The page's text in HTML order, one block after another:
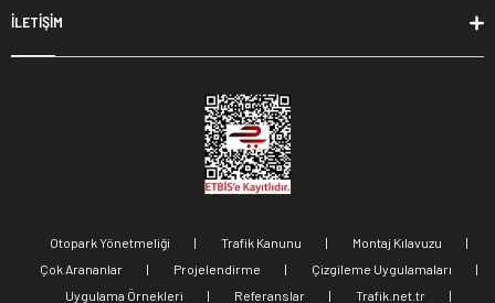
İLETİŞİM
Otopark Yönetmeliği | Trafik Kanunu | Montaj Kılavuzu
|
Çok Arananlar
| Projelendirme | Çizgileme Uygulamaları
|
Uygulama Örnekleri
| Referanslar | Trafik.net.tr |